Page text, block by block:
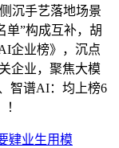
沉手艺落地场景
单”构成互补，胡
企业榜》，沉点
企业，聚焦大模
智谱AI：均上榜6
肄业生用模